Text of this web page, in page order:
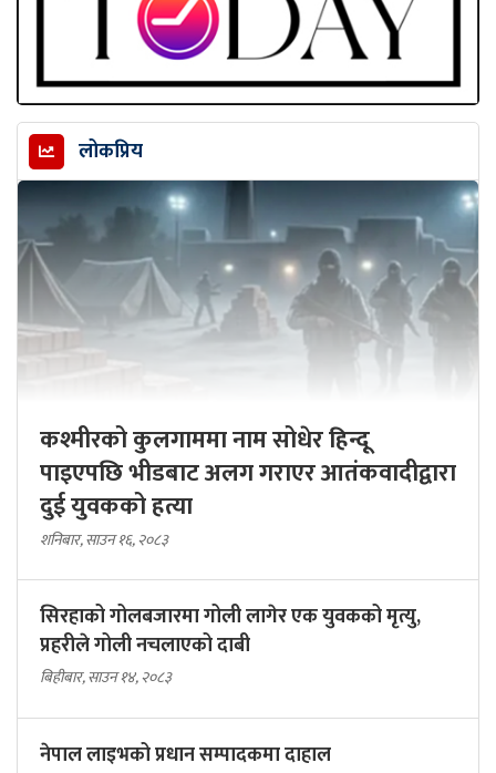
लोकप्रिय
कश्मीरको कुलगाममा नाम सोधेर हिन्दू
पाइएपछि भीडबाट अलग गराएर आतंकवादीद्वारा
दुई युवकको हत्या
शनिबार, साउन १६, २०८३
सिरहाको गोलबजारमा गोली लागेर एक युवकको मृत्यु,
प्रहरीले गोली नचलाएको दाबी
बिहीबार, साउन १४, २०८३
नेपाल लाइभको प्रधान सम्पादकमा दाहाल